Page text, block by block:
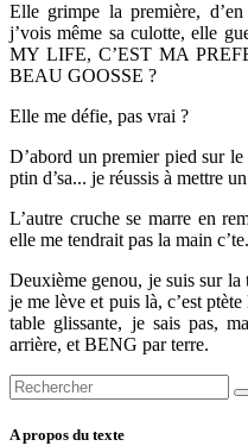
Elle grimpe la première,
j’vois même sa culotte, elle
MY LIFE, C’EST MA
BEAU GOOSSE ?
Elle me défie, pas vrai ?
D’abord un premier pied sur
ptin d’sa... je réussis à mettre
L’autre cruche se marre en
elle me tendrait pas la main
Deuxième genou, je suis sur
je me lève et puis là, c’est
table glissante, je sais pas,
arrière, et BENG par terre.
A propos du texte